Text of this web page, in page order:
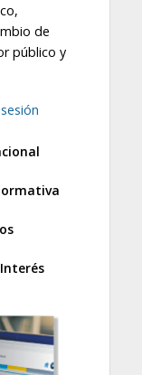
de
público y